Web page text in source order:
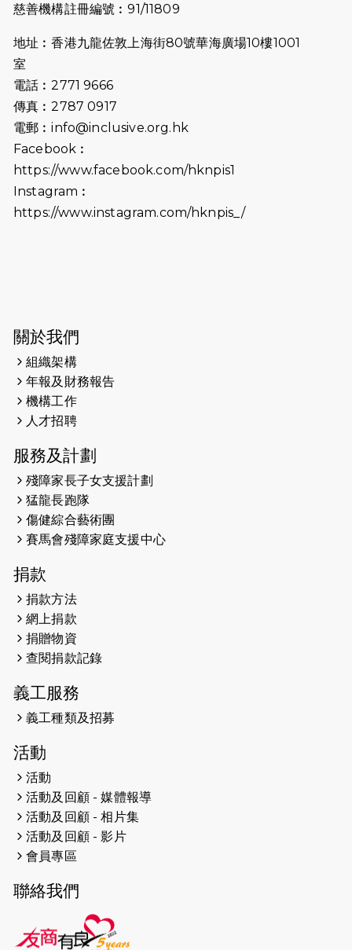
🌟
2025-06-15
會及愛。匯聚商龍會支持！
2025-06-09
《猛龍傳之誰怕誰》電影欣賞 - 感謝
生，GBS，JP出席
2025-06-06
《為你喝采陳百強歌迷會》慷慨贊助
38張門票欣賞香港中樂團 X 陳百強 —
2025-03-21
2025-02-20
2025-02-06
2025-02-05
馬拉松與猛龍國際共融大使Lukas
2024-12-31
2024-12-10
2024-11-17
2024-10-30
連續第七年獲得 #香港中小型企業總
商會「#友商有良」嘉許計劃的嘉許
2024-09-30
障等人士入場試玩
慈善機構註冊編號︰91/11809
地址︰香港九龍佐敦上海街80號華海廣場10樓1001
室
電話︰2771 9666
傳真︰2787 0917
電郵︰info@inclusive.org.hk
Facebook︰
https://www.facebook.com/hknpis1
Instagram︰
https://www.instagram.com/hknpis_/
關於我們
組織架構
年報及財務報告
機構工作
人才招聘
服務及計劃
殘障家長子女支援計劃
猛龍長跑隊
傷健綜合藝術團
賽馬會殘障家庭支援中心
捐款
捐款方法
網上捐款
捐贈物資
查閱捐款記錄
義工服務
義工種類及招募
活動
活動
活動及回顧 - 媒體報導
活動及回顧 - 相片集
活動及回顧 - 影片
會員專區
聯絡我們